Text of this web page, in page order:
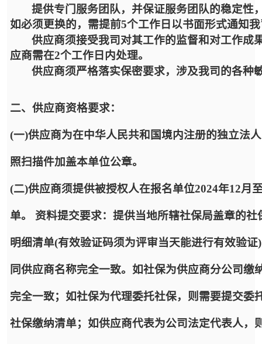
提供专门服务团队，并保证服务团队的稳定性
如必须更换的，需提前5个工作日以书面形式通知
供应商须接受我司对其工作的监督和对工作成
应商需在2个工作日内处理。
供应商须严格落实保密要求，涉及我司的各种
二、供应商资格要求：
(一)供应商为在中华人民共和国境内注册的独立法
照扫描件加盖本单位公章。
(二)供应商须提供被授权人在报名单位2024年12月
单。 资料提交要求：提供当地所辖社保局盖章的
明细清单(有效验证码须为评审当天能进行有效验
同供应商名称完全一致。如社保为供应商分公司
完全一致；如社保为代理委托社保，则需要提交
社保缴纳清单；如供应商代表为公司法定代表人，